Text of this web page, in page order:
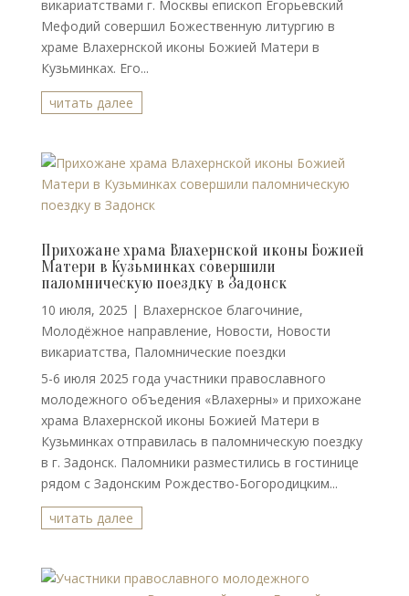
викариатствами г. Москвы епископ Егорьевский
Мефодий совершил Божественную литургию в
храме Влахернской иконы Божией Матери в
Кузьминках. Его...
читать далее
Прихожане храма Влахернской иконы Божией
Матери в Кузьминках совершили
паломническую поездку в Задонск
10 июля, 2025 | Влахернское благочиние,
Молодёжное направление, Новости, Новости
викариатства, Паломнические поездки
5-6 июля 2025 года участники православного
молодежного объедения «Влахерны» и прихожане
храма Влахернской иконы Божией Матери в
Кузьминках отправилась в паломническую поездку
в г. Задонск. Паломники разместились в гостинице
рядом с Задонским Рождество-Богородицким...
читать далее